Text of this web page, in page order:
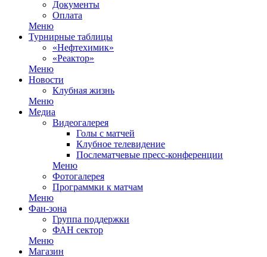
Документы
Оплата
Меню
Турнирные таблицы
«Нефтехимик»
«Реактор»
Меню
Новости
Клубная жизнь
Меню
Медиа
Видеогалерея
Голы с матчей
Клубное телевидение
Послематчевые пресс-конференции
Меню
Фотогалерея
Программки к матчам
Меню
Фан-зона
Группа поддержки
ФАН сектор
Меню
Магазин